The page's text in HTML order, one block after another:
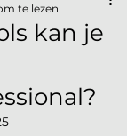
kan je
te lezen